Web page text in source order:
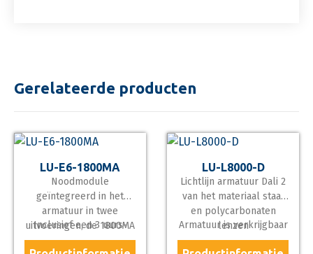
Gerelateerde producten
LU-E6-1800MA
Noodmodule
geïntegreerd in het
armatuur in twee
uitvoeringen, de 1800MA
of 3600MA.
Inclusief een 3 uurs-
accu zelftest.
LU-L8000-D
Lichtlijn armatuur Dali 2
van het materiaal staal
en polycarbonaten
lenzen
Armatuur is verkrijgbaar
van 5600 lumen output